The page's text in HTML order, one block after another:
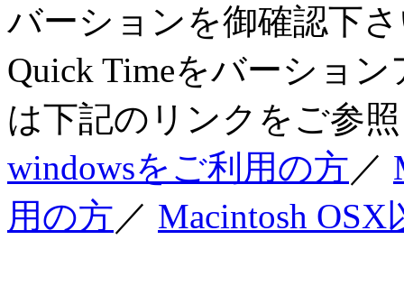
バーションを御確認下
Quick Timeをバーショ
は下記のリンクをご参
windowsをご利用の方／
用の方／ Macintosh